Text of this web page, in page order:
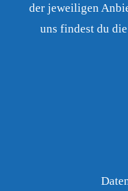
der jeweiligen
uns findest du